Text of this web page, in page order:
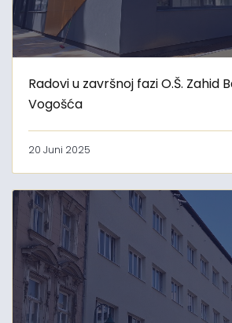
Radovi u završnoj fazi O.Š. Zahid
Vogošća
20 Juni 2025